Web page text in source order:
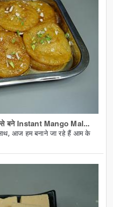
बने Instant Mango Mal...
आज हम बनाने जा रहे हैं आम के